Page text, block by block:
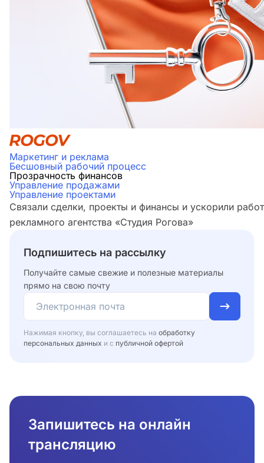
Маркетинг и реклама
Бесшовный рабочий процесс
Прозрачность финансов
Управление продажами
Управление проектами
Связали сделки, проекты и финансы и ускорили
рекламного агентства «Студия Рогова»
Подпишитесь на рассылку
Получайте самые свежие и полезные материалы
прямо на свою почту
Нажимая кнопку, вы соглашаетесь на обработку
персональных данных и с публичной офертой
Запишитесь на онлайн
трансляцию